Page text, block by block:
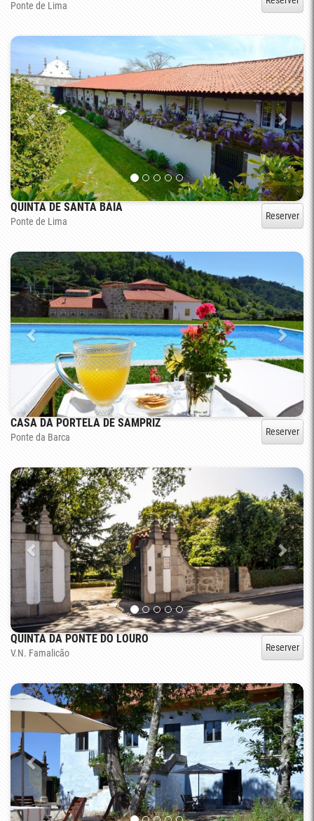
Ponte de Lima
QUINTA DE SANTA BAIA
Ponte de Lima Reserver
CASA DA PORTELA DE SAMPRIZ
Ponte da Barca Reserver
QUINTA DA PONTE DO LOURO
V.N. Famalicão Reserver